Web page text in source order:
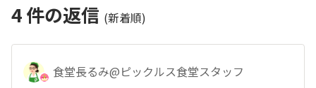
4件の返信 (新着順)
食堂長るみ@ピックルス食堂スタッフ